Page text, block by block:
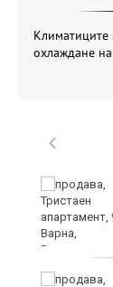
Климатиците
охлаждане